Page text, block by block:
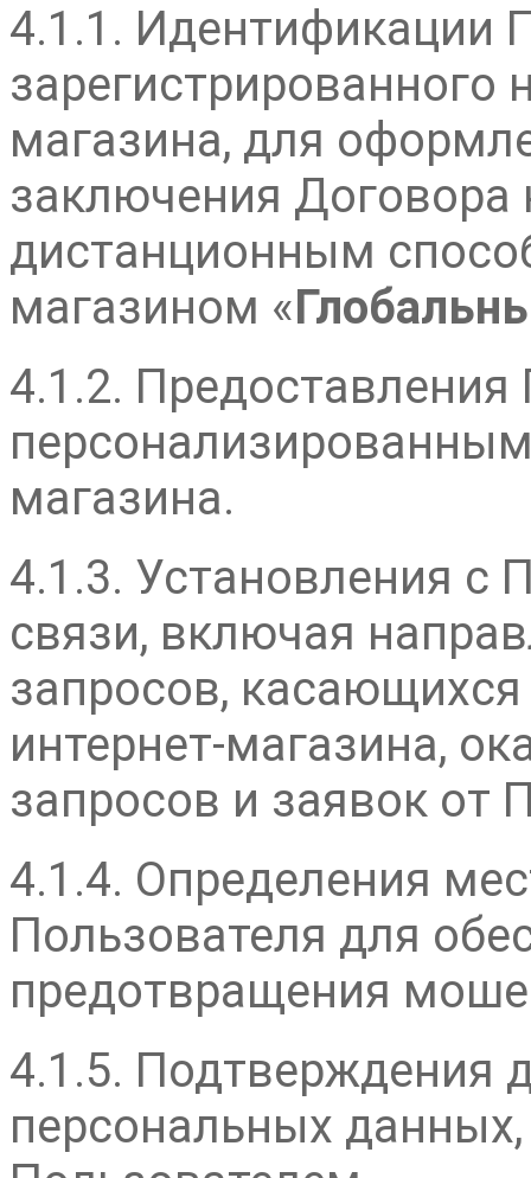
4.1.1. Идентификации
зарегистрированного
магазина, для
заключения Договора
дистанционным
магазином «
4.1.2.
магазина.
4.1.3. Установления с
связи, включая
запросов,
интернет-магазина,
запросов и заявок от
4.1.4. Определения
Пользователя для
предотвращения
4.1.5. Подтверждения
персональных